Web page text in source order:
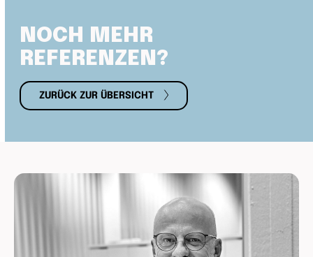
NOCH MEHR
REFERENZEN?
ZURÜCK ZUR ÜBERSICHT